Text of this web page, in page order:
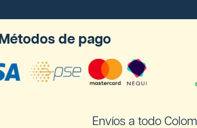
Métodos de pago
Envíos a todo